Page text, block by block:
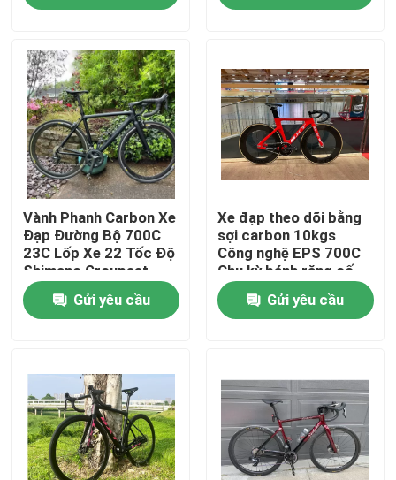
Về chúng tôi
Chuyến tham quan nhà máy
Kiểm soát chất lượng
Liên hệ với chúng tôi
Yêu cầu Đặt giá
Xe đạp đường carbon
Khung xe đạp leo núi carbon
Vành Phanh Carbon Xe
Đạp Đường Bộ 700C
23C Lốp Xe 22 Tốc Độ
Shimano Groupset
Gửi yêu cầu
Xe đạp theo dõi bằng
sợi carbon 10kgs
Công nghệ EPS 700C
Chu kỳ bánh răng cố
định
Gửi yêu cầu